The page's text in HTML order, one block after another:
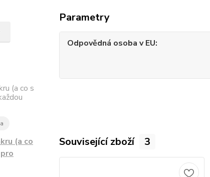
(a co
Parametry
Odpovědná osoba v EU
Související zboží 3